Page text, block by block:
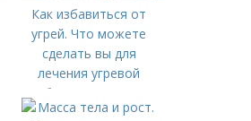
Как избавиться от
угрей. Что можете
сделать вы для
лечения угревой
болезни (акне)